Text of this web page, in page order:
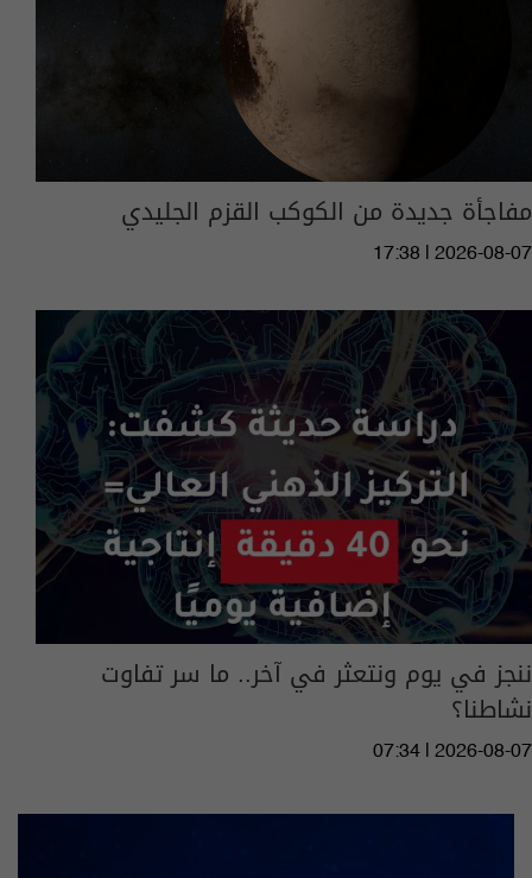
مفاجأة جديدة من الكوكب القزم الجليدي
17:38 | 2026-08-07
ننجز في يوم ونتعثر في آخر.. ما سر تفاوت
نشاطنا؟
07:34 | 2026-08-07